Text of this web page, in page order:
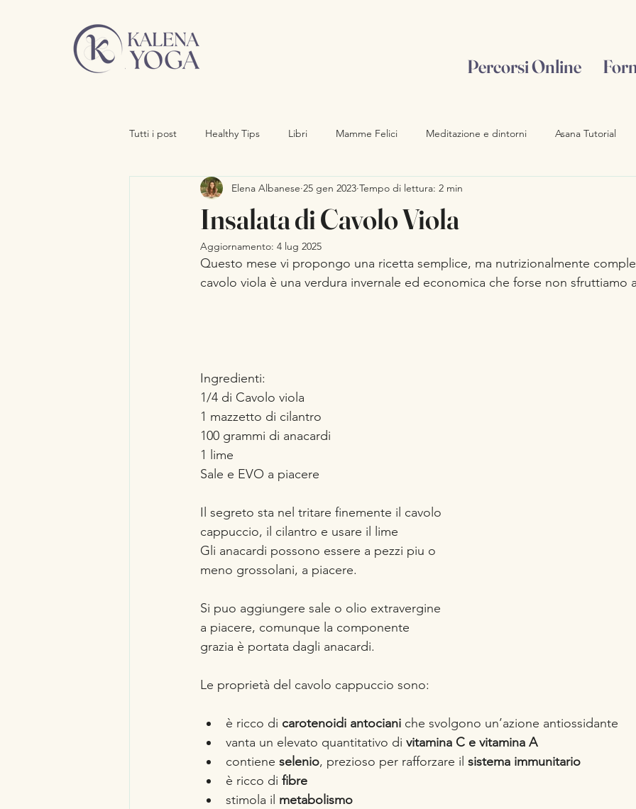
Percorsi Online
Tutti i post Healthy Tips Libri Mamme Felici Meditazione e dintorni Asana Tutorial
Strumenti di Trasformazione Yoga e Ormoni Fondamenta dello Yoga
Insalata di Cavolo Viola
Elena Albanese 25 gen 2023 Tempo di lettura: 2 min
Aggiornamento: 4 lug 2025
Questo mese vi propongo una ricetta semplice, ma nutrizionalmente
cavolo viola è una verdura invernale ed economica che forse non sfruttiamo
Ingredienti:
1/4 di Cavolo viola
1 mazzetto di cilantro
100 grammi di anacardi
1 lime
Sale e EVO a piacere
Il segreto sta nel tritare finemente il cavolo
cappuccio, il cilantro e usare il lime
Gli anacardi possono essere a pezzi piu o
meno grossolani, a piacere.
Si puo aggiungere sale o olio extravergine
a piacere, comunque la componente
grazia è portata dagli anacardi.
Le proprietà del cavolo cappuccio sono:
è ricco di carotenoidi antociani che svolgono un’azione antiossidante
vanta un elevato quantitativo di vitamina C e vitamina A
contiene selenio, prezioso per rafforzare il sistema immunitario
è ricco di fibre
stimola il metabolismo